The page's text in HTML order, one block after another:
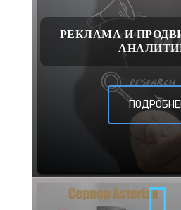
РЕКЛАМА И